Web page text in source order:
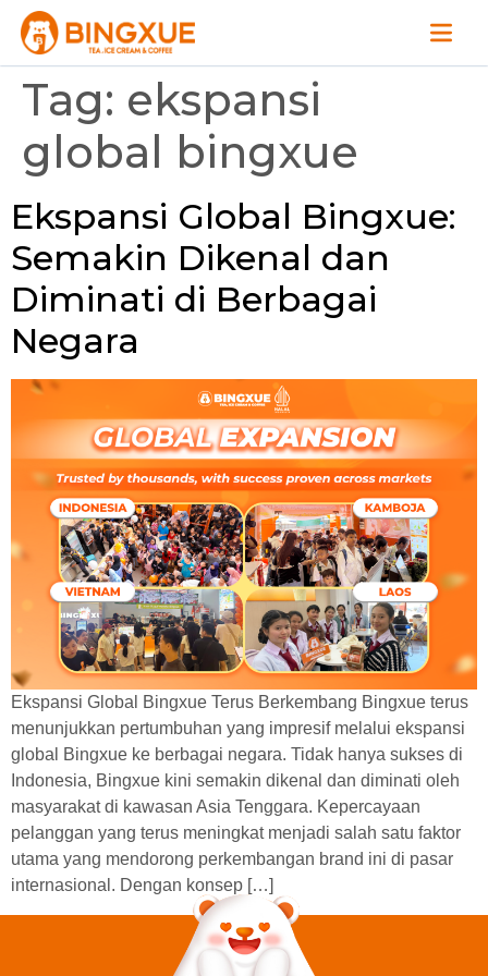
Tag: ekspansi
global bingxue
Ekspansi Global Bingxue:
Semakin Dikenal dan
Diminati di Berbagai
Negara
Ekspansi Global Bingxue Terus Berkembang Bingxue terus
menunjukkan pertumbuhan yang impresif melalui ekspansi
global Bingxue ke berbagai negara. Tidak hanya sukses di
Indonesia, Bingxue kini semakin dikenal dan diminati oleh
masyarakat di kawasan Asia Tenggara. Kepercayaan
pelanggan yang terus meningkat menjadi salah satu faktor
utama yang mendorong perkembangan brand ini di pasar
internasional. Dengan konsep […]